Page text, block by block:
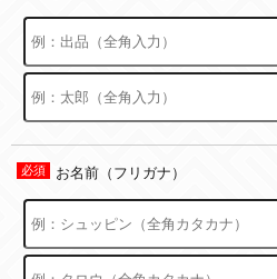
お名前（フリガナ）